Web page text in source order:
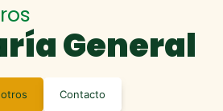
General
Contacto